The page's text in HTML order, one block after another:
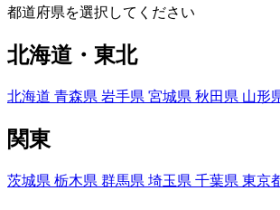
都道府県を選択してください
北海道・東北
北海道 青森県 岩手県 宮城県 秋田県 山形
関東
茨城県 栃木県 群馬県 埼玉県 千葉県 東京